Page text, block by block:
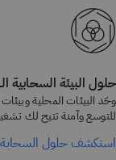
حلول البيئة السحابية
وحّد البيئات المحلية
للتوسع وآمنة تتيح لك
استكشف حلول السحابة